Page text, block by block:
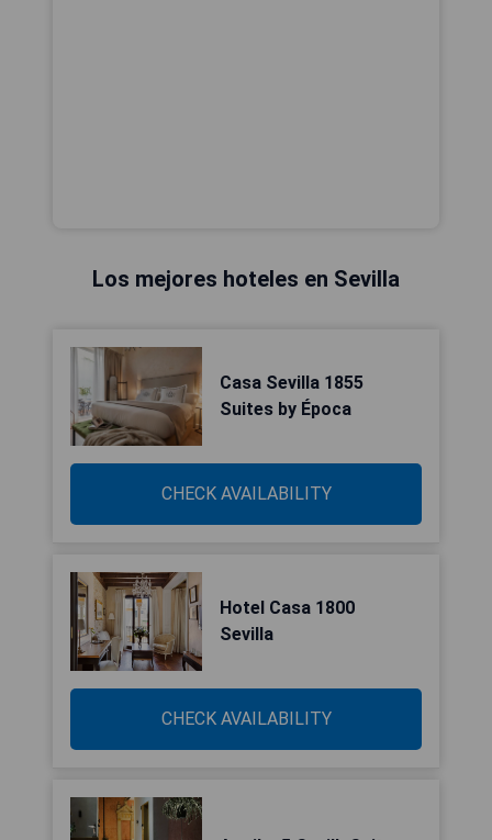
Los mejores hoteles en Sevilla
Casa Sevilla 1855
Suites by Época
CHECK AVAILABILITY
Hotel Casa 1800
Sevilla
CHECK AVAILABILITY